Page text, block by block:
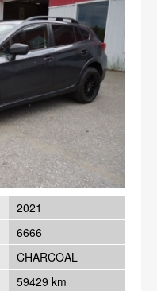
2021
6666
CHARCOAL
59429 km